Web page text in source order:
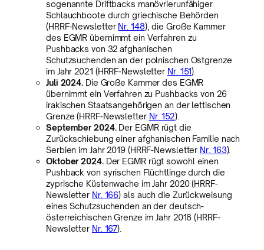
sogenannte Driftbacks manövrierunfähiger
Schlauchboote durch griechische Behörden
(HRRF-Newsletter Nr. 148), die Große Kammer
des EGMR übernimmt ein Verfahren zu
Pushbacks von 32 afghanischen
Schutzsuchenden an der polnischen Ostgrenze
im Jahr 2021 (HRRF-Newsletter Nr. 151).
Juli 2024. Die Große Kammer des EGMR
übernimmt ein Verfahren zu Pushbacks von 26
irakischen Staatsangehörigen an der lettischen
Grenze (HRRF-Newsletter Nr. 152).
September 2024.Der EGMR rügt die
Zurückschiebung einer afghanischen Familie nach
Serbien im Jahr 2019 (HRRF-Newsletter Nr. 163).
Oktober 2024.Der EGMR rügt sowohl einen
Pushback von syrischen Flüchtlinge durch die
zyprische Küstenwache im Jahr 2020 (HRRF-
Newsletter Nr. 166) als auch die Zurückweisung
eines Schutzsuchenden an der deutsch-
österreichischen Grenze im Jahr 2018 (HRRF-
Newsletter Nr. 167).